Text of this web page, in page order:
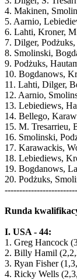
4. Makinen,
5. Aarnio,
6. Lahti, Kroner,
7. Dilger,
8. Smolinski,
9. Podżuks,
10. Bogdanows,
11. Lahti, Dilger,
12. Aarnio,
13. Lebiediews,
14. Bellego,
15. M. Tresarrieu,
16. Smolinski,
17. Karawackis,
18. Lebiediews,
19. Bogdanows,
20. Podżuks,
Runda
I. USA - 44:
1. Greg Hancock
2. Billy Hamil
3. Ryan Fisher
4. Ricky Wells